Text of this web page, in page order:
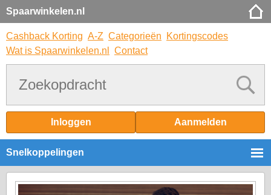
Spaarwinkelen.nl
Cashback Korting A-Z Categorieën
Kortingscodes
Wat is Spaarwinkelen.nl
Contact
Inloggen Aanmelden
Snelkoppelingen